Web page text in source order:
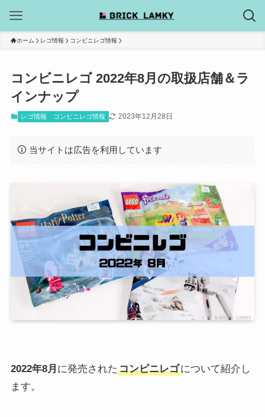
ホーム レゴ情報 コンビニレゴ情報
コンビニレゴ 2022年8月の取扱店舗＆ラ
インナップ
レゴ情報 コンビニレゴ情報 2023年12月28日
当サイトは広告を利用しています
2022年8月 に発売された コンビニレゴについて紹介し
ます。